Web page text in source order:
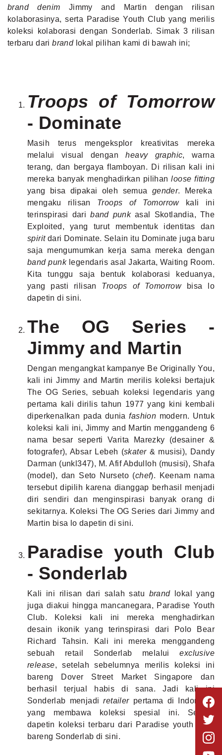
brand denim Jimmy and Martin dengan rilisan
kolaborasinya, serta Paradise Youth Club yang merilis
koleksi kolaborasi dengan Sonderlab. Simak 3 rilisan
terbaru daribrand lokal pilihan kami di bawah ini;
Troops of Tomorrow
- Dominate
Masih terus mengeksplor kreativitas mereka
melalui visual denganheavy graphic, warna
terang, dan bergaya flamboyan. Di rilisan kali ini
mereka banyak menghadirkan pilihanloose fitting
yang bisa dipakai oleh semua gender. Mereka
mengaku rilisan Troops of Tomorrowkali ini
terinspirasi dariband punkasal Skotlandia, The
Exploited, yang turut membentuk identitas dan
spirit dari Dominate. Selain itu Dominate juga baru
saja mengumumkan kerja sama mereka dengan
band punklegendaris asal Jakarta, Waiting Room.
Kita tunggu saja bentuk kolaborasi keduanya,
yang pasti rilisan Troops of Tomorrowbisa lo
dapetin disini.
The OG Series -
Jimmy and Martin
Dengan mengangkat kampanye Be Originally You,
kali ini Jimmy and Martin merilis koleksi bertajuk
The OG Series, sebuah koleksi legendaris yang
pertama kali dirilis tahun 1977 yang kini kembali
diperkenalkan pada duniafashion modern. Untuk
koleksi kali ini, Jimmy and Martin menggandeng 6
nama besar seperti Varita Marezky (desainer &
fotografer), Absar Lebeh (skater& musisi), Dandy
Darman (unkl347), M. Afif Abdulloh (musisi), Shafa
(model), dan Seto Nurseto (chef). Keenam nama
tersebut dipilih karena dianggap berhasil menjadi
diri sendiri dan menginspirasi banyak orang di
sekitarnya. Koleksi The OG Series dari Jimmy and
Martin bisa lo dapetin disini.
Paradise youth Club
- Sonderlab
Kali ini rilisan dari salah satu brandlokal yang
juga diakui hingga mancanegara, Paradise Youth
Club. Koleksi kali ini mereka menghadirkan
desain ikonik yang terinspirasi dari Polo Bear
Richard Tahsin. Kali ini mereka menggandeng
sebuah retail Sonderlab melaluiexclusive
release, setelah sebelumnya merilis koleksi ini
bareng Dover Street Market Singapore dan
berhasil terjual habis di sana. Jadi kali ini
Sonderlab menjadiretailer pertama di Indonesia
yang membawa koleksi spesial ini. Segera
dapetin koleksi terbaru dari Paradise youth Club
bareng Sonderlab di sini.